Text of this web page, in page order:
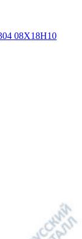
08Х18Н10